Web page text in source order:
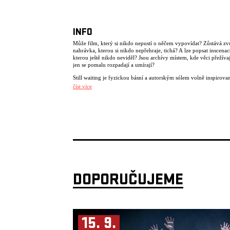
INFO
Může film, který si nikdo nepustí o něčem vypovídat? Zůstává
nahrávka, kterou si nikdo nepřehraje, tichá? A lze popsat inscenaci,
kterou ještě nikdo neviděl? Jsou archívy místem, kde věci
jen se pomalu rozpadají a umírají?
Still waiting je fyzickou básní a autorským sólem volně
Beckettovskou poetikou a Tichem Johna Cage. Skrze prvky
Koncept/interpretace: Lukas Bliss
Scenografie/kostým: Natálie Rajnišová
Sound design: David Herzig
Objektová konzultace: Aleš Hrdlička
číst více
DOPORUČUJEME
15. 9.